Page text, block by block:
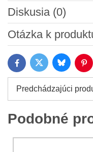
Diskusia (0)
Nový komentár
Názov:
Meno:*
Otázka k
*
Váš e-mail:*
FacebookTwitter Bluesky
Predchádzajúci
Podobné